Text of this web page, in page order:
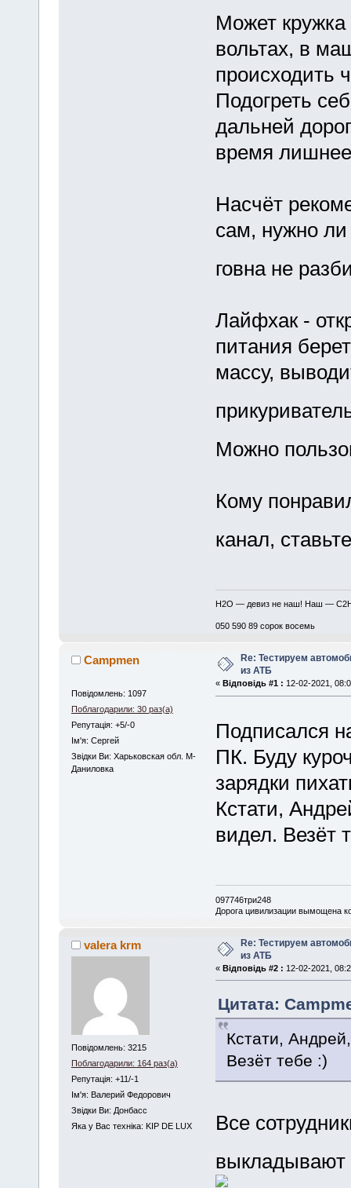
Может
вольтах, в
происходить
Подогреть
дальней
время лишнее
Насчёт
сам, нужно ли
говна не
Лайфхак -
питания
массу,
Можно
Кому
канал,
H2O — девиз не наш! Наш —
050 590 89 сорок восемь
Сampmen
Повідомлень: 1097
Поблагодарили: 30 раз(а)
Репутація: +5/-0
Iм'я: Сергей
Звідки Ви: Харьковская обл. М-
Даниловка
Re: Тестируем
из АТБ
« Відповідь #1 : 12-02-2021,
Подписался
ПК. Буду
зарядки
Кстати,
видел. Везёт
097746три248
Дорога цивилизации вымощена
valera krm
Повідомлень: 3215
Поблагодарили: 164 раз(а)
Репутація: +11/-1
Iм'я: Валерий Федорович
Звідки Ви: Донбасс
Яка у Вас техніка: KIP DE LUX
Re: Тестируем
из АТБ
« Відповідь #2 : 12-02-2021,
Цитата:
Кстати,
Везёт тебе :)
Все